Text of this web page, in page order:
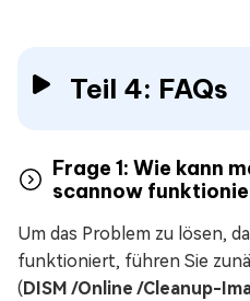
Teil 4: FAQs
Frage 1: Wie kann
scannow
Um das Problem zu lösen,
funktioniert, führen Sie
(DISM /Online /Cleanup-